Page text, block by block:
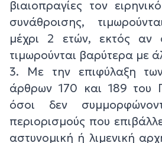
βιαιοπραγίες τον
συνάθροισης,
μέχρι 2 ετών, εκτός αν
τιμωρούνται βαρύτερα με
3. Με την επιφύλαξη
άρθρων 170 και 189 του
όσοι δεν
περιορισμούς που
αστυνομική ή λιμενική